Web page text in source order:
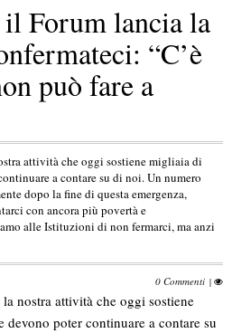
Forum lancia la
“C’è
può fare a
attività che oggi sostiene migliaia di
a contare su di noi. Un numero
dopo la fine di questa emergenza,
con ancora più povertà e
alle Istituzioni di non fermarci, ma anzi
0 Commenti |
nostra attività che oggi sostiene
poter continuare a contare su